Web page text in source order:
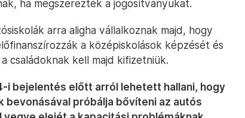
ha megszerezték a jogosítványukat.
arra aligha vállalkoznak majd, hogy
a középiskolások képzését és
családoknak kell majd kifizetniük.
i bejelentés előtt arról lehetett hallani, hogy
bevonásával próbálja bővíteni az autós